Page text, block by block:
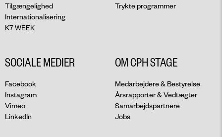
Tilgængelighed
Internationalisering
K7 WEEK
Trykte programmer
SOCIALE MEDIER
Facebook
Instagram
Vimeo
LinkedIn
OM CPH STAGE
Medarbejdere & Bestyrelse
Årsrapporter & Vedtægter
Samarbejdspartnere
Jobs